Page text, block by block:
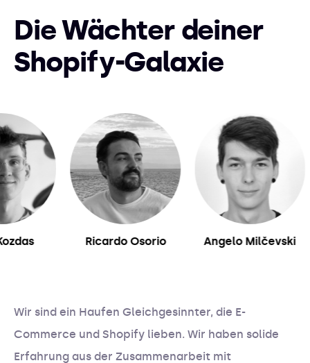
Die Wächter deiner
Shopify-Galaxie
Ricardo Osorio Angelo Milčevski
Wir sind ein Haufen Gleichgesinnter, die E-
Commerce und Shopify lieben. Wir haben solide
Erfahrung aus der Zusammenarbeit mit